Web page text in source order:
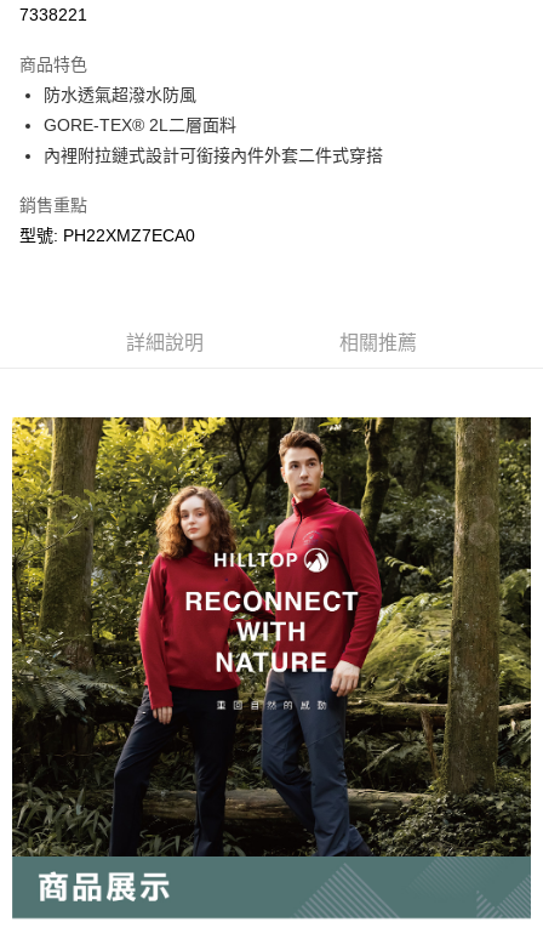
悠遊付
Google Pay
運送方式
宅配
每筆NT$399，滿NT$18,000(含以上)免運費
7338221
商品特色
防水透氣超潑水防風
GORE-TEX® 2L二層面料
內裡附拉鏈式設計可銜接內件外套二件式穿搭
銷售重點
型號: PH22XMZ7ECA0
詳細說明 相關推薦